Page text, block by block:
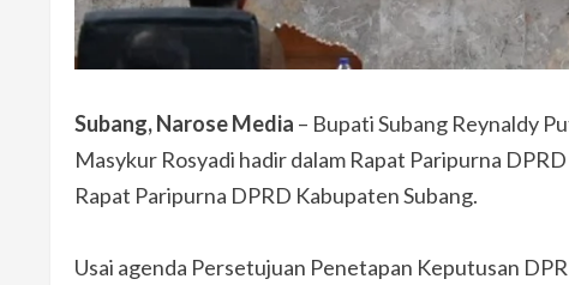
Subang, Narose Media – Bupati Subang Reynaldy
Masykur Rosyadi hadir dalam Rapat Paripurna
Rapat Paripurna DPRD Kabupaten Subang.
Usai agenda Persetujuan Penetapan Keputusan